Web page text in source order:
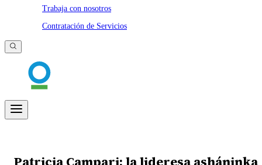
Trabaja con nosotros
Contratación de Servicios